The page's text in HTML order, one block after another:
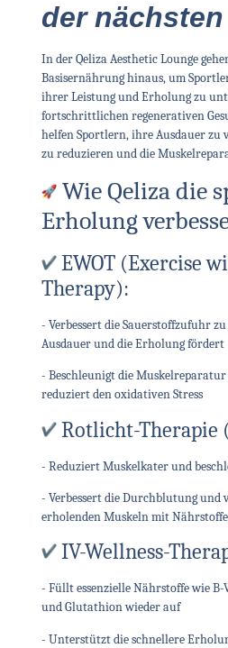
der
In der Qeliza Aesthetic Lounge
Basisernährung hinaus, um
ihrer Leistung und Erholung zu
fortschrittlichen regenerativen
helfen Sportlern, ihre Ausdauer zu
zu reduzieren und die
Wie Qeliza die
Erholung
EWOT (Exercise
Therapy):
- Verbessert die Sauerstoffzufuhr
Ausdauer und die Erholung fördert
- Beschleunigt die
reduziert den oxidativen Stress
Rotlicht-Therapie
- Reduziert Muskelkater und
- Verbessert die Durchblutung und
erholenden Muskeln mit
IV-Wellness-
- Füllt essenzielle Nährstoffe wie
und Glutathion wieder auf
- Unterstützt die schnellere